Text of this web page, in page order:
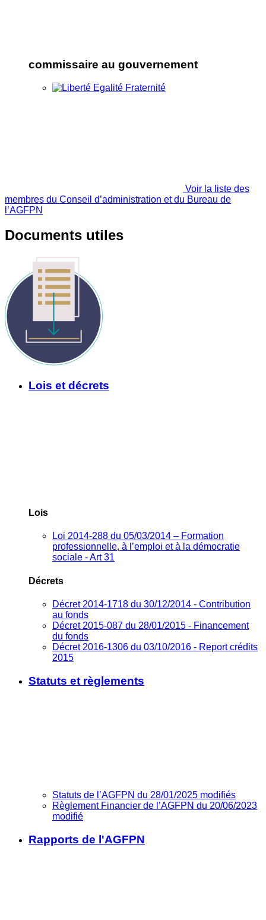
commissaire au gouvernement
Voir la liste des
membres du Conseil d’administration et du Bureau de
l’AGFPN
Documents utiles
Lois et décrets
Lois
Loi 2014-288 du 05/03/2014 – Formation
professionnelle, à l’emploi et à la démocratie
sociale - Art 31
Décrets
Décret 2014-1718 du 30/12/2014 - Contribution
au fonds
Décret 2015-087 du 28/01/2015 - Financement
du fonds
Décret 2016-1306 du 03/10/2016 - Report crédits
2015
Statuts et règlements
Statuts de l’AGFPN du 28/01/2025 modifiés
Règlement Financier de l’AGFPN du 20/06/2023
modifié
Rapports de l'AGFPN